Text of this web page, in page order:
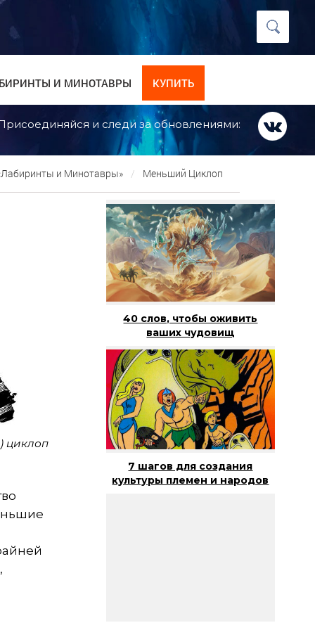
И МИНОТАВРЫ КУПИТЬ
и следи за обновлениями:
и Минотавры» Меньший Циклоп
циклоп
40 слов, чтобы оживить
ваших чудовищ
7 шагов для создания
культуры племен и народов